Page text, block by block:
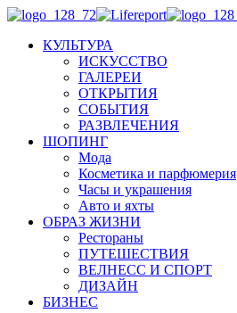
КУЛЬТУРА
ИСКУССТВО
ГАЛЕРЕИ
ОТКРЫТИЯ
СОБЫТИЯ
РАЗВЛЕЧЕНИЯ
ШОПИНГ
Мода
Косметика и парфюмерия
Часы и украшения
Авто и яхты
ОБРАЗ ЖИЗНИ
Рестораны
ПУТЕШЕСТВИЯ
ВЕЛНЕСС И СПОРТ
ДИЗАЙН
БИЗНЕС